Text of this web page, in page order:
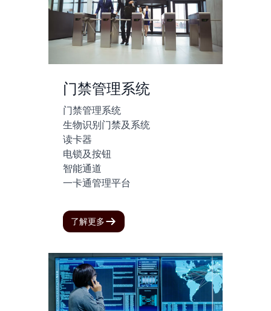
门禁管理系统
门禁管理系统
生物识别门禁及系统
读卡器
电锁及按钮
智能通道
一卡通管理平台
了解更多